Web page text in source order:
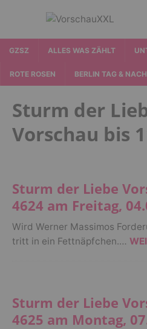
GZSZ ALLES WAS ZÄHLT
ROTE ROSEN BERLIN TAG &
Sturm der
Vorschau bis
Sturm der Liebe
4624 am Freitag,
Wird Werner Massimos
tritt in ein Fettnäpfchen.…
Sturm der Liebe
4625 am Montag,